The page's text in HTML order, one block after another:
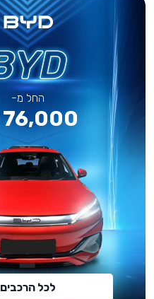
החל מ-
76,000 ₪
לכל הרכבים